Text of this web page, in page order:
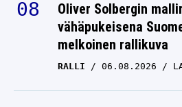
Oliver Solbergin
vähäpukeisena
melkoinen rallikuva
RALLI 06.08.2026